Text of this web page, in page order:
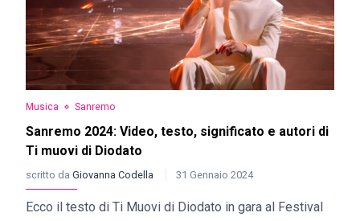
Musica Sanremo
Sanremo 2024: Video, testo, significato e autori di
Ti muovi di Diodato
scritto da Giovanna Codella 31 Gennaio 2024
Ecco il testo di Ti Muovi di Diodato in gara al Festival